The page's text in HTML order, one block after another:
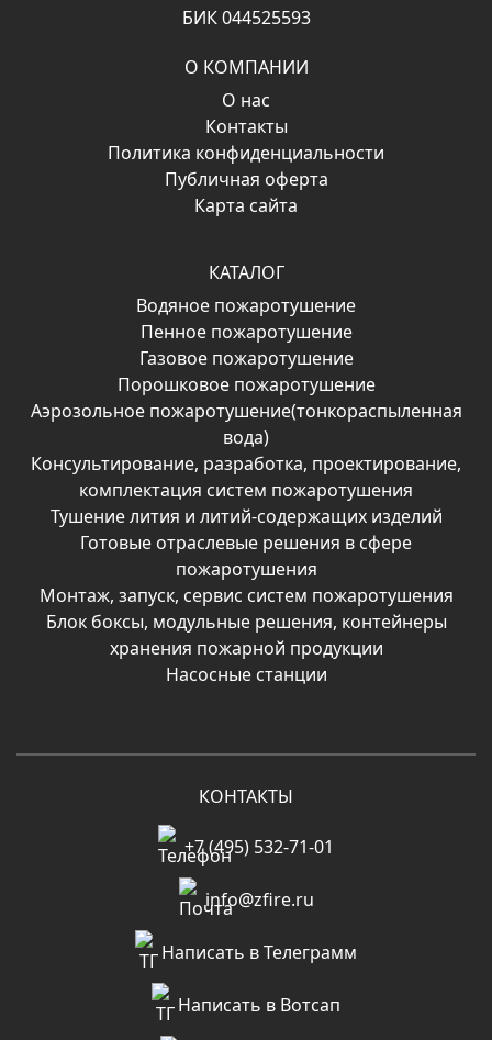
БИК 044525593
О КОМПАНИИ
О нас
Контакты
Политика конфиденциальности
Публичная оферта
Карта сайта
КАТАЛОГ
Водяное пожаротушение
Пенное пожаротушение
Газовое пожаротушение
Порошковое пожаротушение
Аэрозольное пожаротушение(тонкораспыленная
вода)
Консультирование, разработка, проектирование,
комплектация систем пожаротушения
Тушение лития и литий-содержащих изделий
Готовые отраслевые решения в сфере
пожаротушения
Монтаж, запуск, сервис систем пожаротушения
Блок боксы, модульные решения, контейнеры
хранения пожарной продукции
Насосные станции
КОНТАКТЫ
+7 (495) 532-71-01
info@zfire.ru
Написать в Телеграмм
Написать в Вотсап